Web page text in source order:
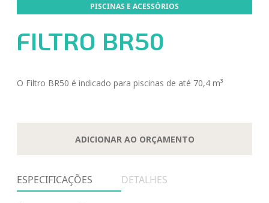
PISCINAS E ACESSÓRIOS
FILTRO BR50
O Filtro BR50 é indicado para piscinas de até 70,4 m³
ADICIONAR AO ORÇAMENTO
ESPECIFICAÇÕES DETALHES